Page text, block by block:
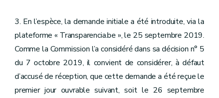
3. En l’espèce, la demande initiale a été introduite, via la
plateforme « Transparencia.be », le 25 septembre 2019.
Comme la Commission l’a considéré dans sa décision n° 5
du 7 octobre 2019, il convient de considérer, à défaut
d’accusé de réception, que cette demande a été reçue le
premier jour ouvrable suivant, soit le 26 septembre